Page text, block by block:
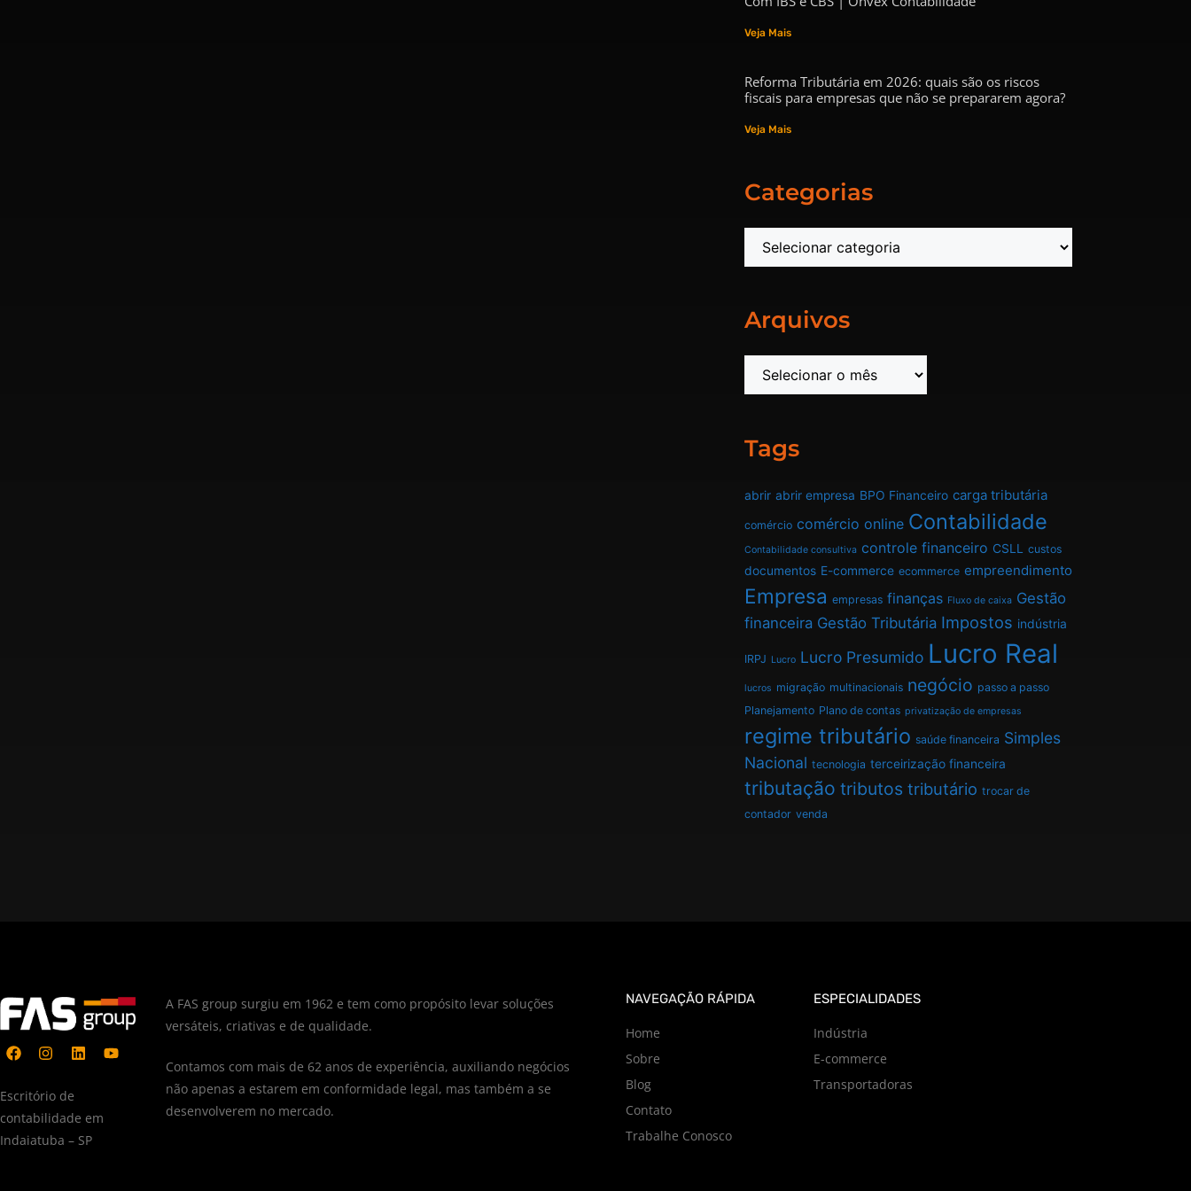
Veja Mais
Reforma Tributária em 2026: quais são os riscos
fiscais para empresas que não se prepararem agora?
Veja Mais
Categorias
Arquivos
Tags
abrir abrir empresa BPO Financeiro carga tributária
comércio comércio online Contabilidade
Contabilidade consultiva controle financeiro CSLL custos
documentos E-commerce ecommerce empreendimento
Empresa empresas finanças Fluxo de caixa Gestão
financeira Gestão Tributária Impostos indústria
IRPJ Lucro Lucro Presumido Lucro Real
lucros migração multinacionais negócio passo a passo
Planejamento Plano de contas privatização de empresas
regime tributário saúde financeira Simples
Nacional tecnologia terceirização financeira
tributação tributos tributário trocar de
contador venda
Escritório de
contabilidade em
Indaiatuba – SP
A FAS group surgiu em 1962 e tem como propósito levar soluções
versáteis, criativas e de qualidade.
Contamos com mais de 62 anos de experiência, auxiliando negócios
não apenas a estarem em conformidade legal, mas também a se
desenvolverem no mercado.
NAVEGAÇÃO RÁPIDA
Home
Sobre
Blog
Contato
Trabalhe Conosco
ESPECIALIDADES
Indústria
E-commerce
Transportadoras